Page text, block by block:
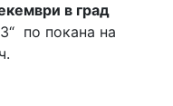
в град
по покана на